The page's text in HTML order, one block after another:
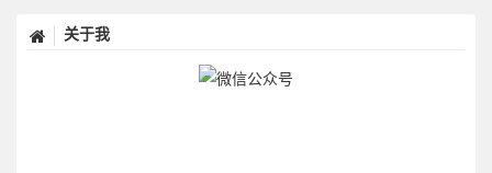
关于我